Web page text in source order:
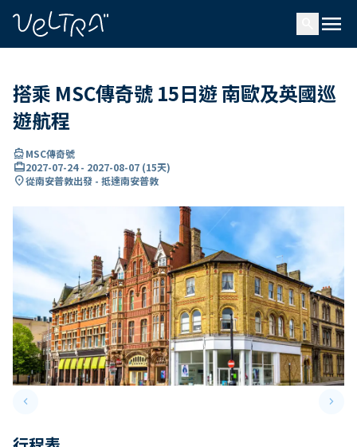
menu
搭乘 MSC傳奇號 15日遊 南歐及英國巡
遊航程
directions_boatMSC傳奇號
card_travel2027-07-24- 2027-08-07 (15天)
location_on從南安普敦出發 - 抵達南安普敦
keyboard_arrow_leftPrevious slide keyboard_arrow_right